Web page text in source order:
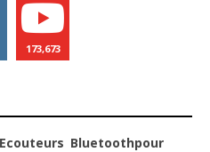
173,673
Bluetoothpour